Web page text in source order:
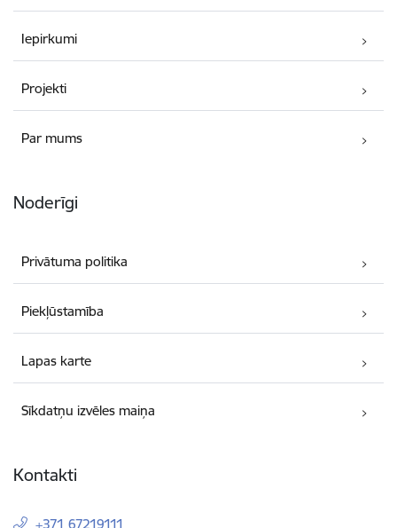
Iepirkumi
Projekti
Par mums
Noderīgi
Privātuma politika
Piekļūstamība
Lapas karte
Sīkdatņu izvēles maiņa
Kontakti
+371 67219111